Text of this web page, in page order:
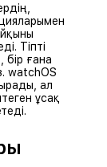
Тіпті
ғана
watchOS
ал
ұсақ